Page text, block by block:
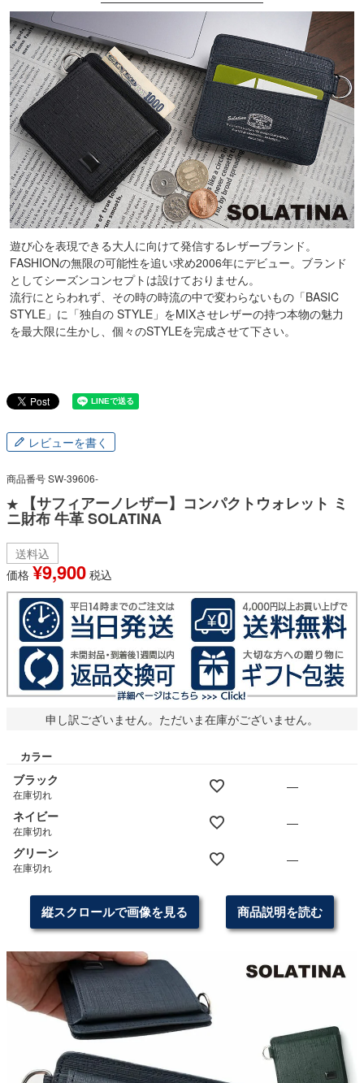
遊び心を表現できる大人に向けて発信するレザーブランド。
FASHIONの無限の可能性を追い求め2006年にデビュー。ブランド
としてシーズンコンセプトは設けておりません。
流行にとらわれず、その時の時流の中で変わらないもの「BASIC
STYLE」に「独自の STYLE」をMIXさせレザーの持つ本物の魅力
を最大限に生かし、個々のSTYLEを完成させて下さい。
レビューを書く
商品番号SW-39606-
★ 【サフィアーノレザー】コンパクトウォレット ミ
ニ財布 牛革 SOLATINA
送料込
価格 ¥9,900 税込
申し訳ございません。ただいま在庫がございません。
カラー
ブラック
在庫切れ
—
ネイビー
在庫切れ
—
グリーン
在庫切れ —
縦スクロールで画像を見る 商品説明を読む